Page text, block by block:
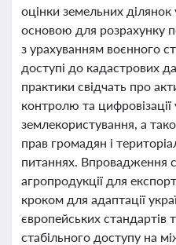
оцінки земельних ділянок
основою для розрахунку
з урахуванням воєнного
доступі до кадастрових
практики свідчать про
контролю та цифровізації
землекористування, а
прав громадян і
питаннях. Впровадження
агропродукції для
кроком для адаптації
європейських стандартів
стабільного доступу на